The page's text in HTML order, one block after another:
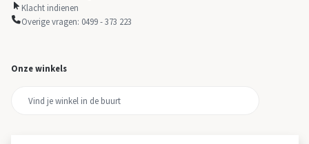
Klacht indienen
Overige vragen: 0499 - 373 223
Onze winkels